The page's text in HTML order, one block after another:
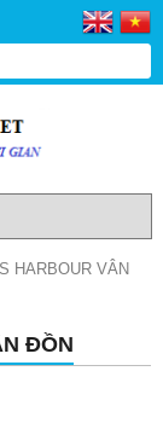
HARBOUR VÂN
ĐỒN